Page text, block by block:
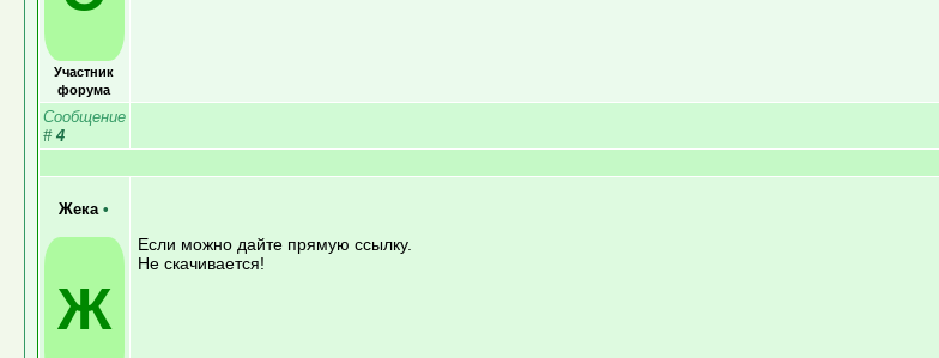
Участник
форума
Сообщение
# 4
Жека •
Ж
Если можно дайте прямую ссылку.
Не скачивается!